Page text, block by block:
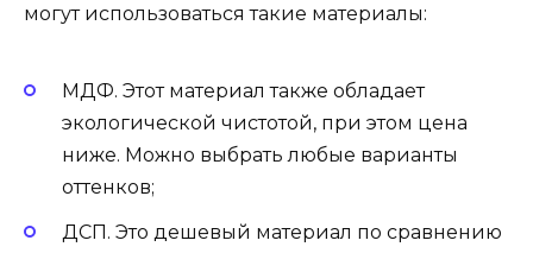
могут использоваться такие материалы:
МДФ. Этот материал также обладает
экологической чистотой, при этом цена
ниже. Можно выбрать любые варианты
оттенков;
ДСП. Это дешевый материал по сравнению